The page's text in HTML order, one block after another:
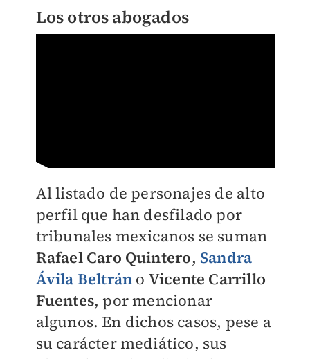
Los otros abogados
Al listado de personajes de alto
perfil que han desfilado por
tribunales mexicanos se suman
Rafael Caro Quintero, Sandra
Ávila Beltrán o Vicente Carrillo
Fuentes, por mencionar
algunos. En dichos casos, pese a
su carácter mediático, sus